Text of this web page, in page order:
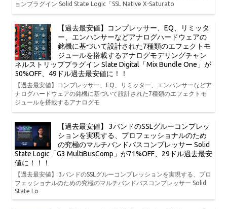
ョンプラグイン Solid State Logic「SSL Native X-Saturato
【過去最安値】コンプレッサー、EQ、リミッタ
ー、エンハンサーなどアナログハードウェアの
銘機に基づいて設計された7種類のエフェクトモ
ジュールを搭載するアナログモデリングチャン
ネルストリッププラグイン Slate Digital「Mix Bundle One」が
50%OFF、49ドル過去最安値に！！
【過去最安値】コンプレッサー、EQ、リミッター、エンハンサーなどア
ナログハードウェアの銘機に基づいて設計された7種類のエフェクトモ
ジュールを搭載するアナログモ
【過去最安値】 3バンドのSSLグルーコンプレッ
ションを実現する、プロフェッショナルのため
の究極のマルチバンドバスコンプレッサー Solid
State Logic「G3 MultiBusComp」が71%OFF、29ドル過去最安
値に！！！
【過去最安値】 3バンドのSSLグルーコンプレッションを実現する、プロ
フェッショナルのための究極のマルチバンドバスコンプレッサー Solid
State Lo